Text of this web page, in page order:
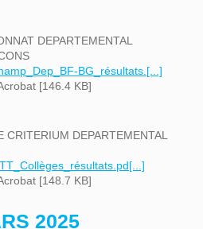
DEPARTEMENTAL
BG_résultats.[...]
[146.4 KB]
CRITERIUM DEPARTEMENTAL
[148.7 KB]
2025